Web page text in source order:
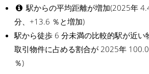
駅からの平均距離が増加(2025年
分、+13.6 ％と増加)
駅から徒歩 6 分未満の比較的駅が近い
取引物件に占める割合が 2025年
％)